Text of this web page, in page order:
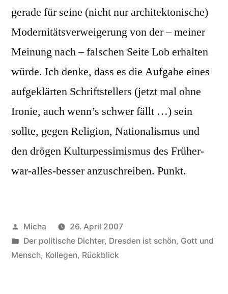
gerade für seine (nicht nur architektonische)
Modernitätsverweigerung von der – meiner
Meinung nach – falschen Seite Lob erhalten
würde. Ich denke, dass es die Aufgabe eines
aufgeklärten Schriftstellers (jetzt mal ohne
Ironie, auch wenn’s schwer fällt …) sein
sollte, gegen Religion, Nationalismus und
den drögen Kulturpessimismus des Früher-
war-alles-besser anzuschreiben. Punkt.
Veröffentlicht
von
Micha
26. April 2007
Veröffentlicht
unter
Der politische Dichter, Dresden ist schön, Gott und
Mensch, Kollegen, Rückblick